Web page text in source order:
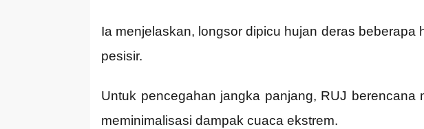
Ia menjelaskan, longsor dipicu hujan deras
pesisir.
Untuk pencegahan jangka panjang, RUJ
meminimalisasi dampak cuaca ekstrem.